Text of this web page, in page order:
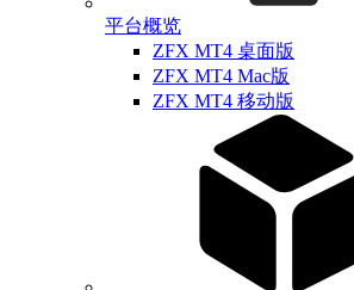
平台概览
ZFX MT4 桌面版
ZFX MT4 Mac版
ZFX MT4 移动版